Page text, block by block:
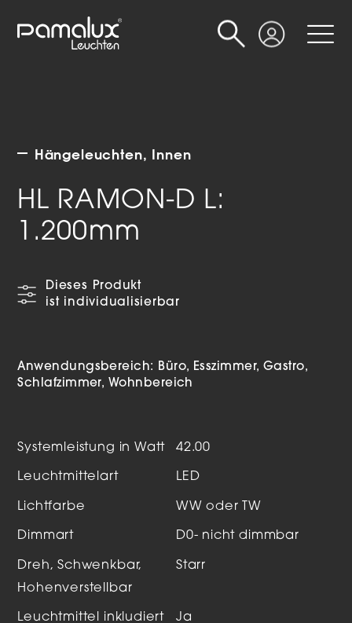
Login
Suche
Hängeleuchten Innen
HL RAMON-D L:
1.200mm
Dieses Produkt
ist individualisierbar
Anwendungsbereich: Büro Esszimmer Gastro
Schlafzimmer
Wohnbereich
Systemleistung in Watt 42.00
Leuchtmittelart LED
Lichtfarbe WW oder TW
Dimmart D0- nicht dimmbar
Dreh, Schwenkbar,
Hohenverstellbar
Starr
Leuchtmittel inkludiert Ja